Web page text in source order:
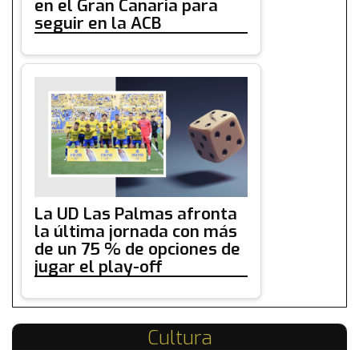
en el Gran Canaria para
seguir en la ACB
La UD Las Palmas afronta
la última jornada con más
de un 75 % de opciones de
jugar el play-off
Cultura